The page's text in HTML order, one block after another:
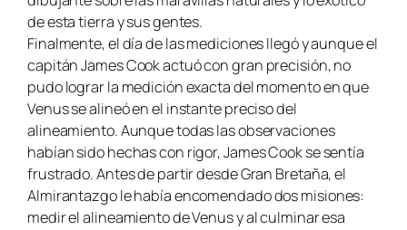
de esta tierra y sus gentes.
Finalmente, el día de las mediciones llegó y aunque el
capitán James Cook actuó con gran precisión, no
pudo lograr la medición exacta del momento en que
Venus se alineó en el instante preciso del
alineamiento. Aunque todas las observaciones
habían sido hechas con rigor, James Cook se sentía
frustrado. Antes de partir desde Gran Bretaña, el
Almirantazgo le había encomendado dos misiones:
medir el alineamiento de Venus y al culminar esa